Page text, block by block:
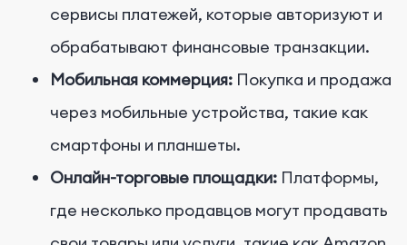
сервисы платежей, которые авторизуют и
обрабатывают финансовые транзакции.
Мобильная коммерция: Покупка и продажа
через мобильные устройства, такие как
смартфоны и планшеты.
Онлайн-торговые площадки: Платформы,
где несколько продавцов могут продавать